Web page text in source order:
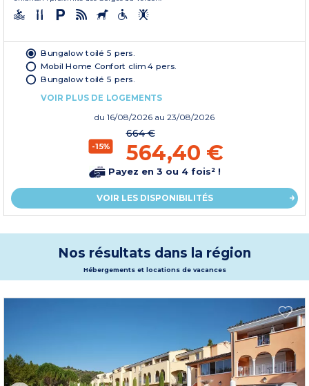
Bungalow toilé 5 pers.
Mobil Home Confort clim 4 pers.
Bungalow toilé 5 pers.
VOIR PLUS DE LOGEMENTS
du 16/08/2026 au 23/08/2026
-15%
664 €
564,40 €
Payez en 3 ou 4 fois² !
VOIR LES DISPONIBILITÉS
Nos résultats dans la région
Hébergements et locations de vacances